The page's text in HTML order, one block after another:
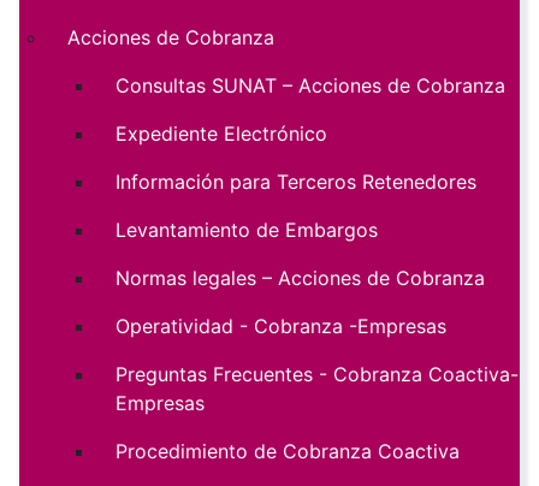
Acciones de Cobranza
Consultas SUNAT – Acciones de Cobranza
Expediente Electrónico
Información para Terceros Retenedores
Levantamiento de Embargos
Normas legales – Acciones de Cobranza
Operatividad - Cobranza -Empresas
Preguntas Frecuentes - Cobranza Coactiva-
Empresas
Procedimiento de Cobranza Coactiva